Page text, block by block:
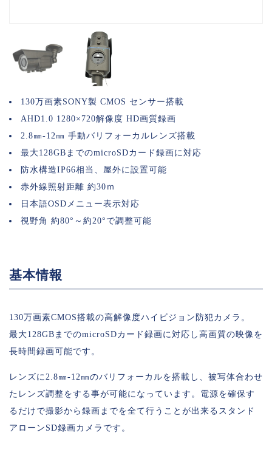
130万画素SONY製 CMOS センサー搭載
AHD1.0 1280×720解像度 HD画質録画
2.8㎜‐12㎜ 手動バリフォーカルレンズ搭載
最大128GBまでのmicroSDカード録画に対応
防水構造IP66相当、屋外に設置可能
赤外線照射距離 約30ｍ
日本語OSDメニュー表示対応
視野角 約80°～約20°で調整可能
基本情報
130万画素CMOS搭載の高解像度ハイビジョン防犯カメラ。
最大128GBまでのmicroSDカード録画に対応し高画質の映像を
長時間録画可能です。
レンズに2.8㎜‐12㎜のバリフォーカルを搭載し、被写体合わせ
たレンズ調整をする事が可能になっています。電源を確保す
るだけで撮影から録画までを全て行うことが出来るスタンド
アローンSD録画カメラです。